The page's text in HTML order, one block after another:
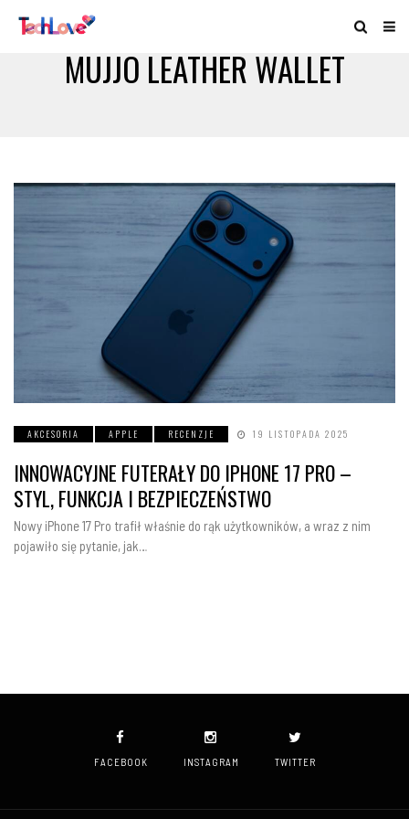
MUJJO LEATHER WALLET
AKCESORIA APPLE RECENZJE 19 LISTOPADA 2025
INNOWACYJNE FUTERAŁY DO IPHONE 17 PRO –
STYL, FUNKCJA I BEZPIECZEŃSTWO
Nowy iPhone 17 Pro trafił właśnie do rąk użytkowników, a wraz z nim
pojawiło się pytanie, jak…
FACEBOOK INSTAGRAM TWITTER